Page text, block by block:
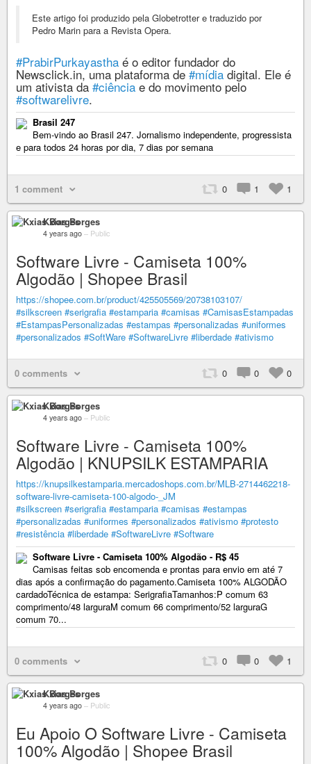
Este artigo foi produzido pela Globetrotter e traduzido por
Pedro Marin para a Revista Opera.
#PrabirPurkayastha é o editor fundador do
Newsclick.in, uma plataforma de #mídia digital. Ele é
um ativista da #ciência e do movimento pelo
#softwarelivre.
Brasil 247
Bem-vindo ao Brasil 247. Jornalismo independente, progressista
e para todos 24 horas por dia, 7 dias por semana
1 comment 0 1 1
Kxias Borges
4 years ago – Public
Software Livre - Camiseta 100%
Algodão | Shopee Brasil
https://shopee.com.br/product/425505569/20738103107/
#silkscreen #serigrafia #estamparia #camisas #CamisasEstampadas
#EstampasPersonalizadas #estampas #personalizadas #uniformes
#personalizados #SoftWare #SoftwareLivre #liberdade #ativismo
0 comments 0 0 0
Kxias Borges
4 years ago – Public
Software Livre - Camiseta 100%
Algodão | KNUPSILK ESTAMPARIA
https://knupsilkestamparia.mercadoshops.com.br/MLB-2714462218-
software-livre-camiseta-100-algodo-_JM
#silkscreen #serigrafia #estamparia #camisas #estampas
#personalizadas #uniformes #personalizados #ativismo #protesto
#resistência #liberdade #SoftwareLivre #Software
Software Livre - Camiseta 100% Algodão - R$ 45
Camisas feitas sob encomenda e prontas para envio em até 7
dias após a confirmação do pagamento.Camiseta 100% ALGODÃO
cardadoTécnica de estampa: SerigrafiaTamanhos:P comum 63
comprimento/48 larguraM comum 66 comprimento/52 larguraG
comum 70...
0 comments 0 0 1
Kxias Borges
4 years ago – Public
Eu Apoio O Software Livre - Camiseta
100% Algodão | Shopee Brasil